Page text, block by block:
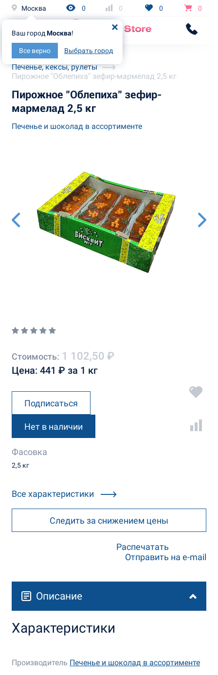
Москва
Ваш город Москва!
Все верно Выбрать город
0 0 0 0
Главная
Каталог
Печенье, кексы, рулеты
Пирожное "Облепиха" зефир-мармелад 2,5 кг
Пирожное "Облепиха" зефир-
мармелад 2,5 кг
Печенье и шоколад в ассортименте
Стоимость: 1 102,50 ₽
Цена: 441 ₽ за 1 кг
Подписаться
Нет в наличии
Фасовка
2,5 кг
Все характеристики
Следить за снижением цены
Распечатать
Отправить на e-mail
Описание
Характеристики
Производитель Печенье и шоколад в ассортименте